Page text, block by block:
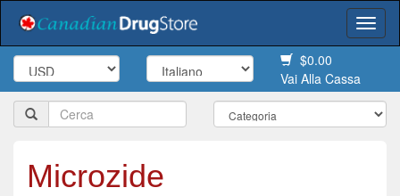
$0.00
Vai Alla Cassa
Microzide